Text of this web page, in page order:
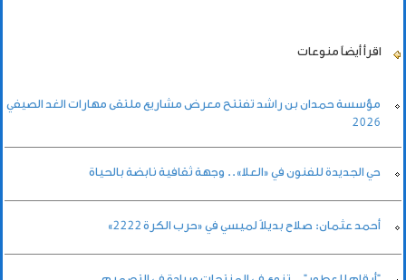
اقرأ أيضاً منوعات
مؤسسة حمدان بن راشد تفتتح معرض مشاريع ملتقى مهارات الغد الصيفي
2026
حي الجديدة للفنون في «العلا».. وجهة ثقافية نابضة بالحياة
أحمد عثمان: صلاح بديلاً لميسي في «حرب الكرة 2222»